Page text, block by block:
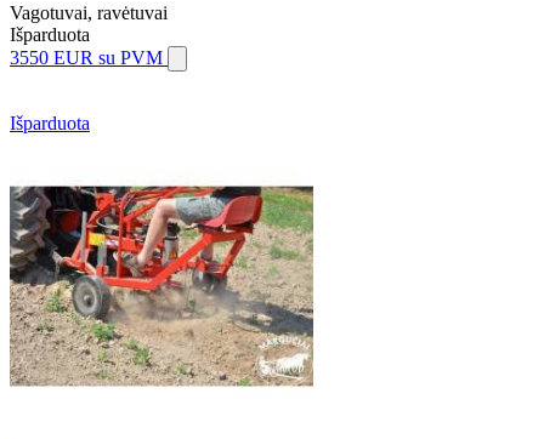
Vagotuvai, ravėtuvai
Išparduota
3550 EUR su PVM
Išparduota